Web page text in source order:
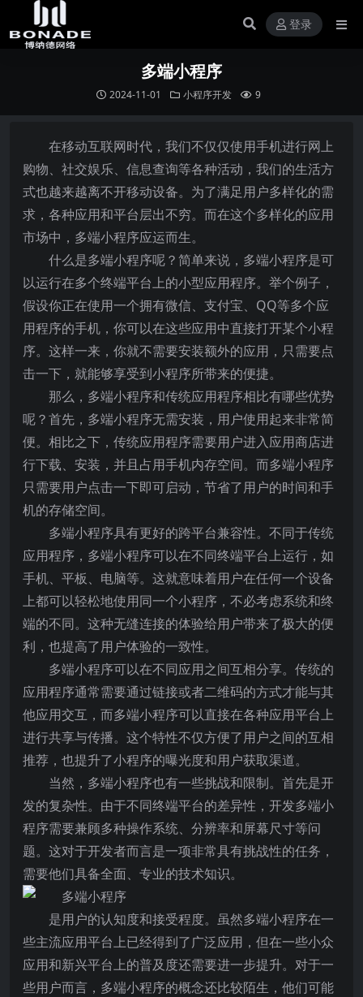
登录
多端小程序
2024-11-01 小程序开发 9
在移动互联网时代，我们不仅仅使用手机进行网上
购物、社交娱乐、信息查询等各种活动，我们的生活方
式也越来越离不开移动设备。为了满足用户多样化的需
求，各种应用和平台层出不穷。而在这个多样化的应用
市场中，多端小程序应运而生。
什么是多端小程序呢？简单来说，多端小程序是可
以运行在多个终端平台上的小型应用程序。举个例子，
假设你正在使用一个拥有微信、支付宝、QQ等多个应
用程序的手机，你可以在这些应用中直接打开某个小程
序。这样一来，你就不需要安装额外的应用，只需要点
击一下，就能够享受到小程序所带来的便捷。
那么，多端小程序和传统应用程序相比有哪些优势
呢？首先，多端小程序无需安装，用户使用起来非常简
便。相比之下，传统应用程序需要用户进入应用商店进
行下载、安装，并且占用手机内存空间。而多端小程序
只需要用户点击一下即可启动，节省了用户的时间和手
机的存储空间。
多端小程序具有更好的跨平台兼容性。不同于传统
应用程序，多端小程序可以在不同终端平台上运行，如
手机、平板、电脑等。这就意味着用户在任何一个设备
上都可以轻松地使用同一个小程序，不必考虑系统和终
端的不同。这种无缝连接的体验给用户带来了极大的便
利，也提高了用户体验的一致性。
多端小程序可以在不同应用之间互相分享。传统的
应用程序通常需要通过链接或者二维码的方式才能与其
他应用交互，而多端小程序可以直接在各种应用平台上
进行共享与传播。这个特性不仅方便了用户之间的互相
推荐，也提升了小程序的曝光度和用户获取渠道。
当然，多端小程序也有一些挑战和限制。首先是开
发的复杂性。由于不同终端平台的差异性，开发多端小
程序需要兼顾多种操作系统、分辨率和屏幕尺寸等问
题。这对于开发者而言是一项非常具有挑战性的任务，
需要他们具备全面、专业的技术知识。
是用户的认知度和接受程度。虽然多端小程序在一
些主流应用平台上已经得到了广泛应用，但在一些小众
应用和新兴平台上的普及度还需要进一步提升。对于一
些用户而言，多端小程序的概念还比较陌生，他们可能